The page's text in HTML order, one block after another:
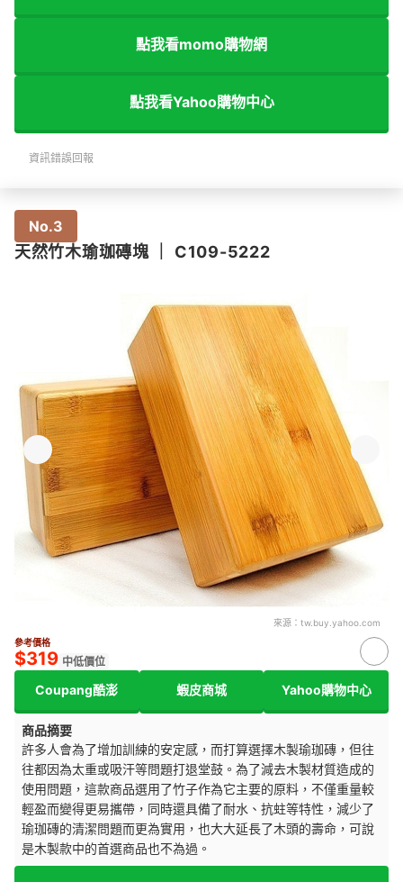
點我看momo購物網
點我看Yahoo購物中心
資訊錯誤回報
No.3
天然竹木瑜珈磚塊｜ C109-5222
來源： tw.buy.yahoo.com
參考價格
$319 中低價位
Coupang酷澎 蝦皮商城 Yahoo購物中心
商品摘要
許多人會為了增加訓練的安定感，而打算選擇木製瑜珈磚，但往
往都因為太重或吸汗等問題打退堂鼓。為了減去木製材質造成的
使用問題，這款商品選用了竹子作為它主要的原料，不僅重量較
輕盈而變得更易攜帶，同時還具備了耐水、抗蛀等特性，減少了
瑜珈磚的清潔問題而更為實用，也大大延長了木頭的壽命，可說
是木製款中的首選商品也不為過。